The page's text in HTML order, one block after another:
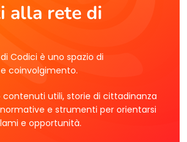
alla rete di
Codici è uno spazio di
coinvolgimento.
contenuti utili, storie di cittadinanza
e strumenti per orientarsi
e opportunità.